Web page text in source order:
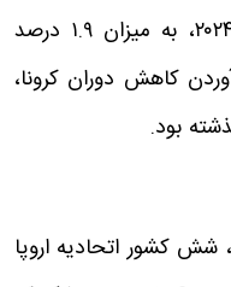
که واردات نفت به چین در سال ۲۰۲۴، به میزان ۱.۹ درصد
کاهش دوران کرونا،
بود.
شش کشور اتحادیه اروپا